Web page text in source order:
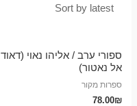
ספורי ערב / אליהו נאוי (דאוד
אל נאטור)
ספרות מקור
78.00₪